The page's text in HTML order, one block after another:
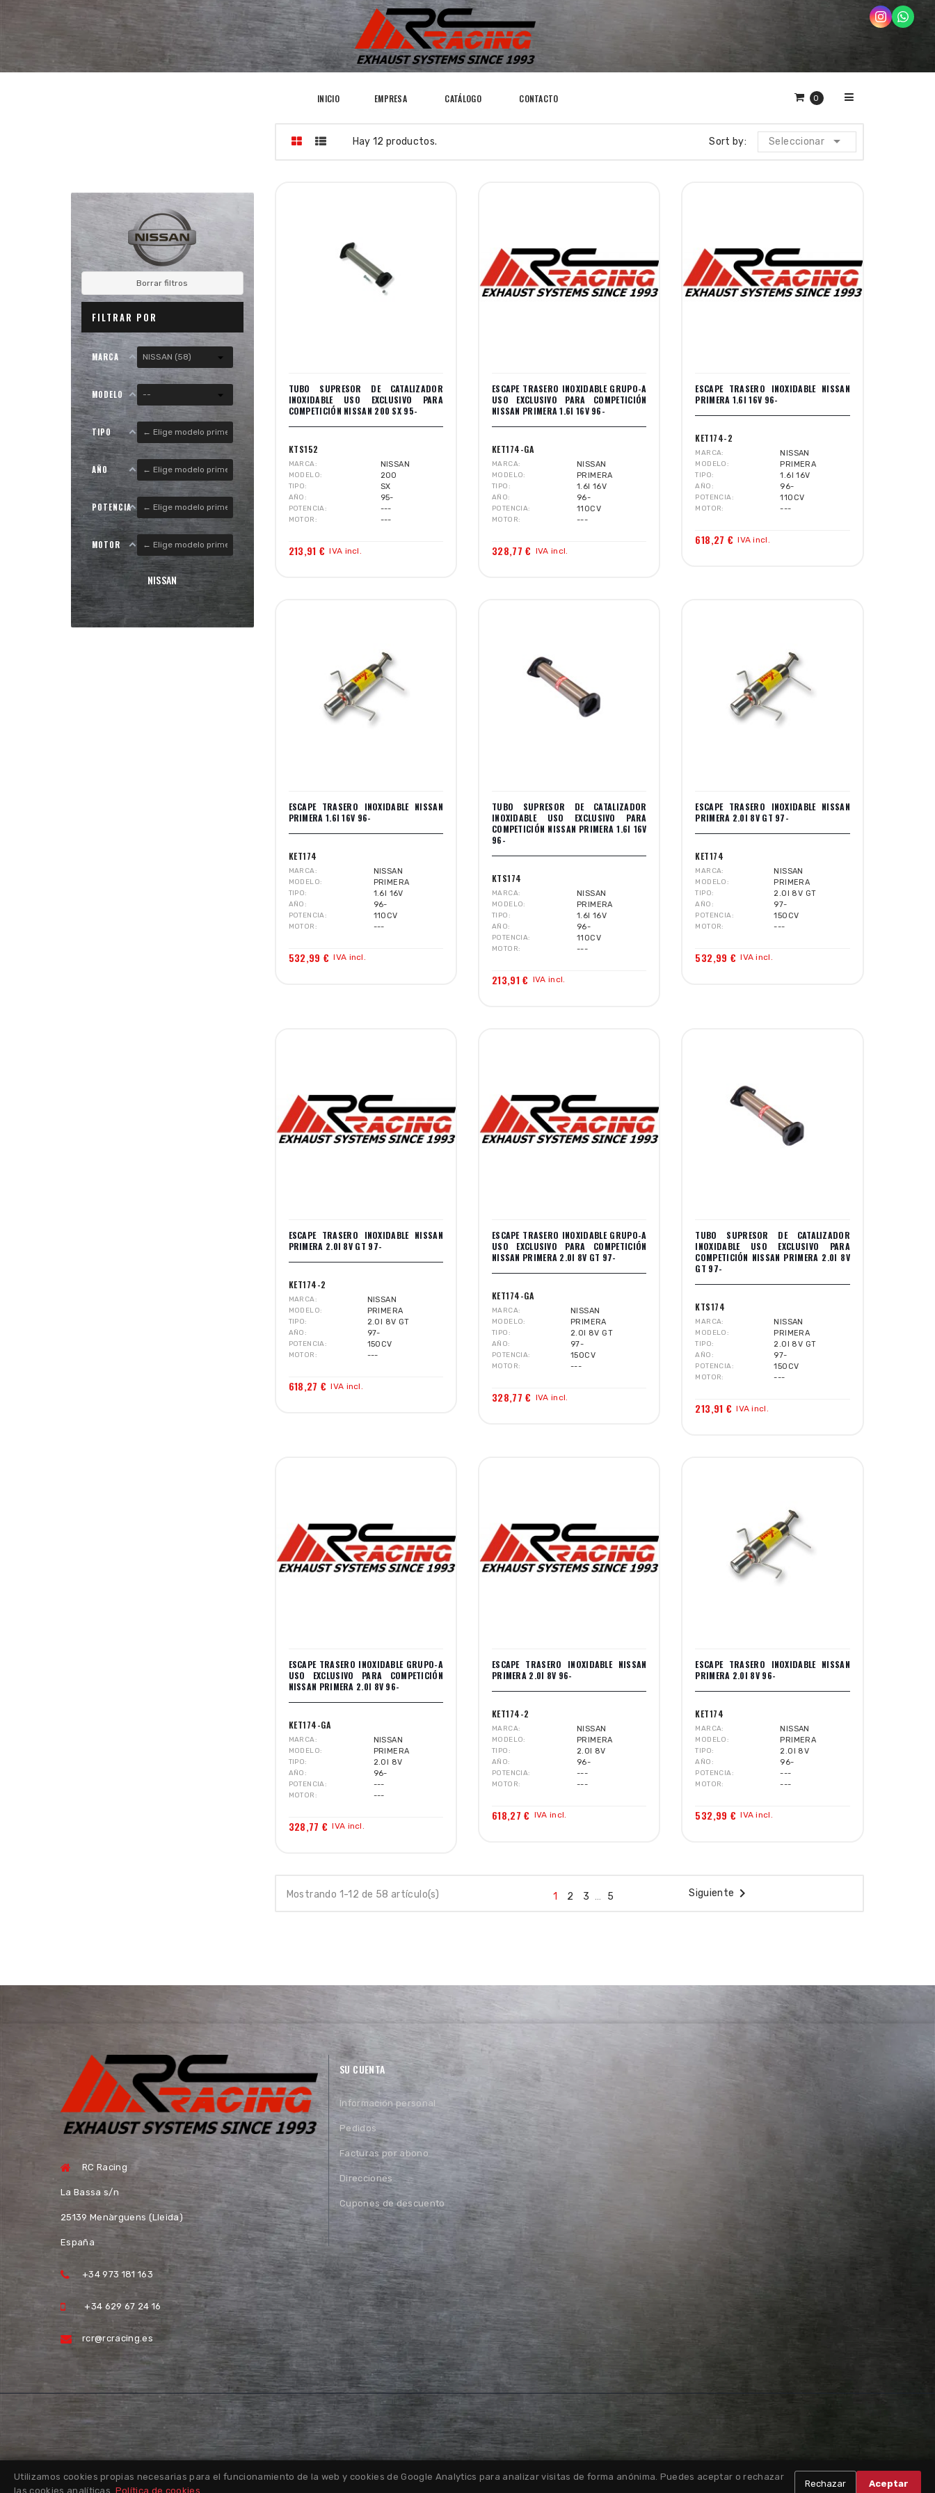
0
INICIO EMPRESA CATÁLOGO CONTACTO
Borrar filtros
FILTRAR POR
MARCA
MODELO
TIPO
AÑO
POTENCIA
MOTOR
NISSAN
Hay 12 productos. Sort by: Seleccionar 
TUBO SUPRESOR DE CATALIZADOR
INOXIDABLE USO EXCLUSIVO PARA
COMPETICIÓN NISSAN 200 SX 95-
KTS152
MARCA NISSAN
MODELO 200
TIPO SX
AÑO 95-
POTENCIA ---
MOTOR ---
213,91 € IVA incl.
ESCAPE TRASERO INOXIDABLE GRUPO-A
USO EXCLUSIVO PARA COMPETICIÓN
NISSAN PRIMERA 1.6I 16V 96-
KET174-GA
MARCA NISSAN
MODELO PRIMERA
TIPO 1.6I 16V
AÑO 96-
POTENCIA 110CV
MOTOR ---
328,77 € IVA incl.
ESCAPE TRASERO INOXIDABLE NISSAN
PRIMERA 1.6I 16V 96-
KET174-2
MARCA NISSAN
MODELO PRIMERA
TIPO 1.6I 16V
AÑO 96-
POTENCIA 110CV
MOTOR ---
618,27 € IVA incl.
ESCAPE TRASERO INOXIDABLE NISSAN
PRIMERA 1.6I 16V 96-
KET174
MARCA NISSAN
MODELO PRIMERA
TIPO 1.6I 16V
AÑO 96-
POTENCIA 110CV
MOTOR ---
532,99 € IVA incl.
TUBO SUPRESOR DE CATALIZADOR
INOXIDABLE USO EXCLUSIVO PARA
COMPETICIÓN NISSAN PRIMERA 1.6I 16V
96-
KTS174
MARCA NISSAN
MODELO PRIMERA
TIPO 1.6I 16V
AÑO 96-
POTENCIA 110CV
MOTOR ---
213,91 € IVA incl.
ESCAPE TRASERO INOXIDABLE NISSAN
PRIMERA 2.0I 8V GT 97-
KET174
MARCA NISSAN
MODELO PRIMERA
TIPO 2.0I 8V GT
AÑO 97-
POTENCIA 150CV
MOTOR ---
532,99 € IVA incl.
ESCAPE TRASERO INOXIDABLE NISSAN
PRIMERA 2.0I 8V GT 97-
KET174-2
MARCA NISSAN
MODELO PRIMERA
TIPO 2.0I 8V GT
AÑO 97-
POTENCIA 150CV
MOTOR ---
618,27 € IVA incl.
ESCAPE TRASERO INOXIDABLE GRUPO-A
USO EXCLUSIVO PARA COMPETICIÓN
NISSAN PRIMERA 2.0I 8V GT 97-
KET174-GA
MARCA NISSAN
MODELO PRIMERA
TIPO 2.0I 8V GT
AÑO 97-
POTENCIA 150CV
MOTOR ---
328,77 € IVA incl.
TUBO SUPRESOR DE CATALIZADOR
INOXIDABLE USO EXCLUSIVO PARA
COMPETICIÓN NISSAN PRIMERA 2.0I 8V
GT 97-
KTS174
MARCA NISSAN
MODELO PRIMERA
TIPO 2.0I 8V GT
AÑO 97-
POTENCIA 150CV
MOTOR ---
213,91 € IVA incl.
ESCAPE TRASERO INOXIDABLE GRUPO-A
USO EXCLUSIVO PARA COMPETICIÓN
NISSAN PRIMERA 2.0I 8V 96-
KET174-GA
MARCA NISSAN
MODELO PRIMERA
TIPO 2.0I 8V
AÑO 96-
POTENCIA ---
MOTOR ---
328,77 € IVA incl.
ESCAPE TRASERO INOXIDABLE NISSAN
PRIMERA 2.0I 8V 96-
KET174-2
MARCA NISSAN
MODELO PRIMERA
TIPO 2.0I 8V
AÑO 96-
POTENCIA ---
MOTOR ---
618,27 € IVA incl.
ESCAPE TRASERO INOXIDABLE NISSAN
PRIMERA 2.0I 8V 96-
KET174
MARCA NISSAN
MODELO PRIMERA
TIPO 2.0I 8V
AÑO 96-
POTENCIA ---
MOTOR ---
532,99 € IVA incl.
Mostrando 1-12 de 58 artículo(s) 1 2 3 … 5 Siguiente 
RC Racing
La Bassa s/n
25139 Menàrguens (Lleida)
España
+34 973 181 163
+34 629 67 24 16
rcr@rcracing.es
SU CUENTA
Información personal
Pedidos
Facturas por abono
Direcciones
Cupones de descuento
Utilizamos cookies propias necesarias para el funcionamiento de la web y cookies de Google Analytics para analizar visitas de forma anónima. Puedes aceptar o rechazar
las cookies analíticas. Política de cookies
Rechazar Aceptar